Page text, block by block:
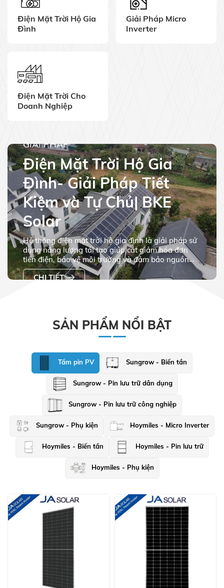
Điện Mặt Trời Hộ Gia
Đình
Giải Pháp Micro
Inverter
Điện Mặt Trời Cho
Doanh Nghiệp
GIẢI PHÁP
Điện Mặt Trời Hộ Gia
Đình- Giải Pháp Tiết
Kiệm và Tự Chủ| BKE
Solar
Hệ thống điện mặt trời hộ gia đình là giải pháp sử
dụng năng lượng tái tạo giúp cắt giảm hóa đơn
tiền điện, bảo vệ môi trường và đảm bảo nguồn
điện dự phòng 24/7 với công nghệ lưu trữ BESS
hiện đại.
CHI TIẾT
SẢN PHẨM NỔI BẬT
Tấm pin PV Sungrow - Biến tần
Sungrow - Pin lưu trữ dân dụng
Sungrow - Pin lưu trữ công nghiệp
Sungrow - Phụ kiện Hoymiles - Micro Inverter
Hoymiles - Biến tần Hoymiles - Pin lưu trữ
Hoymiles - Phụ kiện